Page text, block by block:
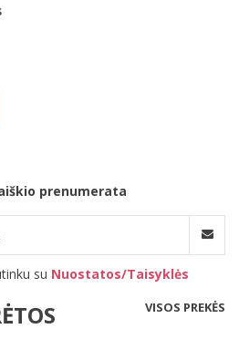
prenumerata
su Nuostatos/Taisyklės
VISOS PREKĖS